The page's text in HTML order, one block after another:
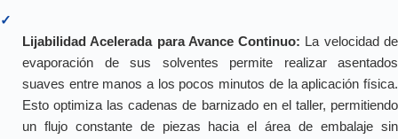
✓
Lijabilidad Acelerada para Avance Continuo: La velocidad de
evaporación de sus solventes permite realizar asentados
suaves entre manos a los pocos minutos de la aplicación física.
Esto optimiza las cadenas de barnizado en el taller, permitiendo
un flujo constante de piezas hacia el área de embalaje sin